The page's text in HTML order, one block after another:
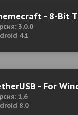
- 8-Bit
3.0.0
4.1
- For
1.6
8.0